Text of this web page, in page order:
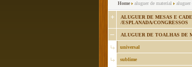
Home aluguer de material aluguer
ALUGUER DE MESAS E
/ESPLANADA/CONGRESSOS
ALUGUER DE TOALHAS DE
universal
sublime